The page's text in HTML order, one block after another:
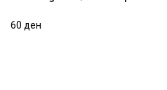
Samsung N975/ Note 10 plus
60 ден